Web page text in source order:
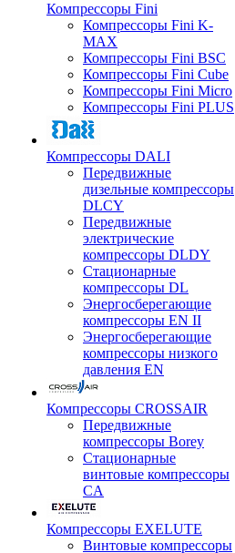
Компрессоры Fini
Компрессоры Fini K-
MAX
Компрессоры Fini BSC
Компрессоры Fini Cube
Компрессоры Fini Micro
Компрессоры Fini PLUS
Компрессоры DALI
Передвижные
дизельные компрессоры
DLCY
Передвижные
электрические
компрессоры DLDY
Стационарные
компрессоры DL
Энергосберегающие
компрессоры EN II
Энергосберегающие
компрессоры низкого
давления EN
Компрессоры CROSSAIR
Передвижные
компрессоры Borey
Стационарные
винтовые компрессоры
CA
Компрессоры EXELUTE
Винтовые компрессоры